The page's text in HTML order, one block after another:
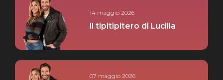
14 maggio 2026
Il tipitipitero di Lucilla
07 maggio 2026